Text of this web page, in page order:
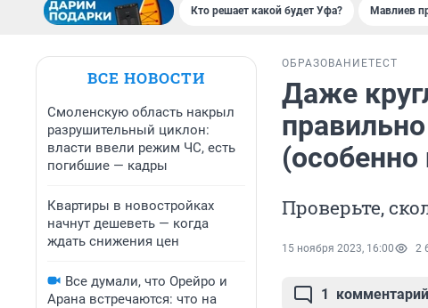
Кто решает какой будет Уфа? Мавлиев
ВСЕ НОВОСТИ
Смоленскую область накрыл
разрушительный циклон:
власти ввели режим ЧС, есть
погибшие — кадры
Квартиры в новостройках
начнут дешеветь — когда
ждать снижения цен
Все думали, что Орейро и
Арана встречаются: что на
ОБРАЗОВАНИЕТЕСТ
Даже
Проверьте,
15 ноября 2023, 16:00 2
1 комментарий